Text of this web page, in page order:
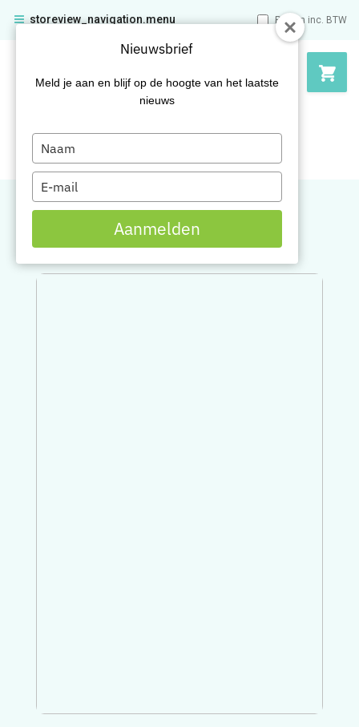
Prijzen inc. BTW
storeview_navigation.menu
2/3
Nieuwsbrief
Meld je aan en blijf op de hoogte van het laatste
nieuws
Type
your
name
Type
your
email
Aanmelden